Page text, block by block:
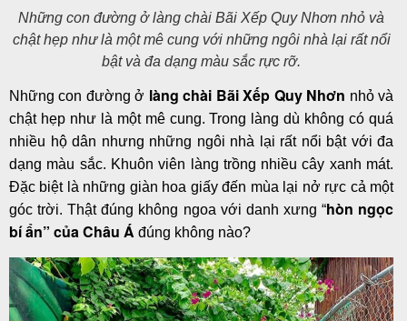
Những con đường ở làng chài Bãi Xếp Quy Nhơn nhỏ và
chật hẹp như là một mê cung với những ngôi nhà lại rất nổi
bật và đa dạng màu sắc rực rỡ.
Những con đường ở làng chài Bãi Xếp Quy Nhơn nhỏ và
chật hẹp như là một mê cung. Trong làng dù không có quá
nhiều hộ dân nhưng những ngôi nhà lại rất nổi bật với đa
dạng màu sắc. Khuôn viên làng trồng nhiều cây xanh mát.
Đặc biệt là những giàn hoa giấy đến mùa lại nở rực cả một
góc trời. Thật đúng không ngoa với danh xưng “hòn ngọc
bí ẩn” của Châu Á đúng không nào?